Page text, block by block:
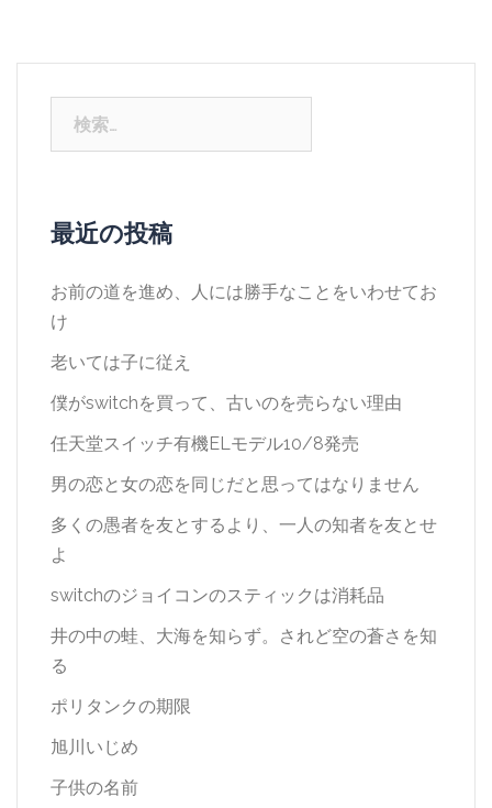
最近の投稿
お前の道を進め、人には勝手なことをいわせてお
け
老いては子に従え
僕がswitchを買って、古いのを売らない理由
任天堂スイッチ有機ELモデル10/8発売
男の恋と女の恋を同じだと思ってはなりません
多くの愚者を友とするより、一人の知者を友とせ
よ
switchのジョイコンのスティックは消耗品
井の中の蛙、大海を知らず。されど空の蒼さを知
る
ポリタンクの期限
旭川いじめ
子供の名前